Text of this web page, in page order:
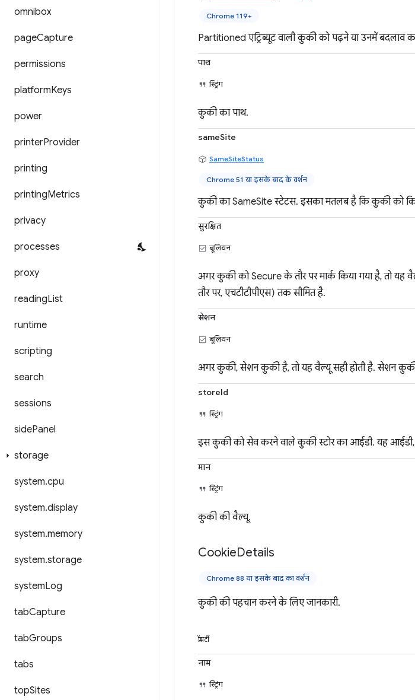
omnibox
pageCapture
permissions
platformKeys
power
printerProvider
printing
printingMetrics
privacy
processes
proxy
readingList
runtime
scripting
search
sessions
sidePanel
storage
system.cpu
system.display
system.memory
system.storage
systemLog
tabCapture
tabGroups
tabs
topSites
Chrome 119+
Partitioned एट्रिब्यूट वाली कुकी को पढ़ने या उनमें बदलाव
पाथ
स्ट्रिंग
कुकी का पाथ.
sameSite
SameSiteStatus
Chrome 51 या इसके बाद के वर्शन
कुकी का SameSite स्टेटस. इसका मतलब है कि कुकी को
सुरक्षित
बूलियन
अगर कुकी को Secure के तौर पर मार्क किया गया है, तो यह
तौर पर, एचटीटीपीएस) तक सीमित है.
सेशन
बूलियन
अगर कुकी, सेशन कुकी है, तो यह वैल्यू सही होती है. सेशन
storeId
स्ट्रिंग
इस कुकी को सेव करने वाले कुकी स्टोर का आईडी. यह आईडी,
मान
स्ट्रिंग
कुकी की वैल्यू.
CookieDetails
Chrome 88 या इसके बाद का वर्शन
कुकी की पहचान करने के लिए जानकारी.
प्रॉपर्टी
नाम
स्ट्रिंग